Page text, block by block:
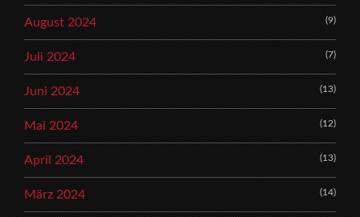
August 2024 (9)
Juli 2024 (7)
Juni 2024 (13)
Mai 2024 (12)
April 2024 (13)
März 2024 (14)